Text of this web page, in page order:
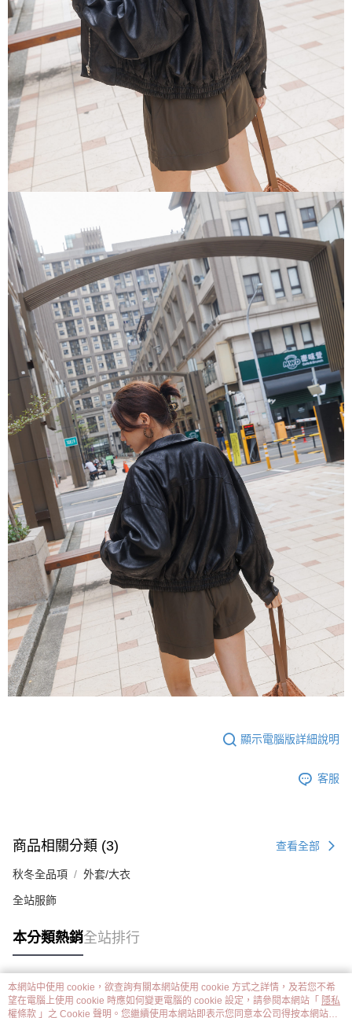
顯示電腦版詳細說明
客服
商品相關分類 (3) 查看全部
秋冬全品項 外套/大衣
全站服飾
本分類熱銷全站排行
熱門標籤
本網站中使用 cookie，欲查詢有關本網站使用 cookie 方式之詳情，及若您不希
望在電腦上使用 cookie 時應如何變更電腦的 cookie 設定，請參閱本網站「 隱私
權條款 」之 Cookie 聲明。您繼續使用本網站即表示您同意本公司得按本網站使